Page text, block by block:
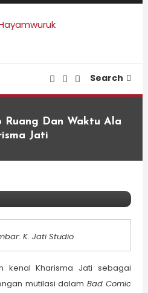
Search
Ruang Dan Waktu Ala
Jati
K. Jati Studio
kenal Kharisma Jati sebagai
mutilasi dalam Bad Comic